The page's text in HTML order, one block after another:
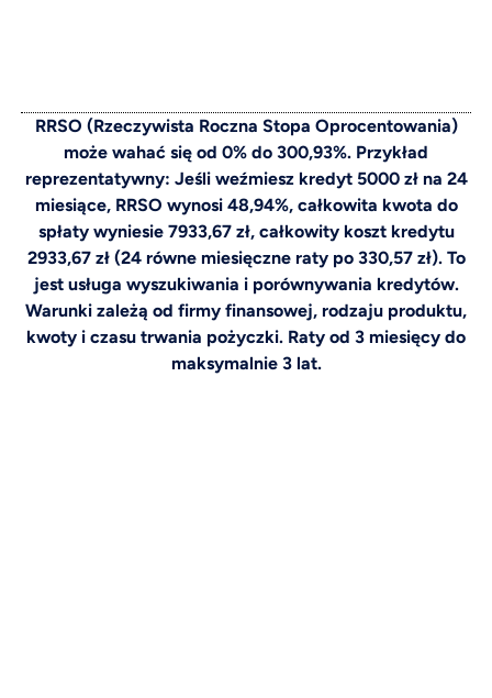
RRSO (Rzeczywista Roczna Stopa Oprocentowania)
może wahać się od 0% do 300,93%. Przykład
reprezentatywny: Jeśli weźmiesz kredyt 5000 zł na 24
miesiące, RRSO wynosi 48,94%, całkowita kwota do
spłaty wyniesie 7933,67 zł, całkowity koszt kredytu
2933,67 zł (24 równe miesięczne raty po 330,57 zł). To
jest usługa wyszukiwania i porównywania kredytów.
Warunki zależą od firmy finansowej, rodzaju produktu,
kwoty i czasu trwania pożyczki. Raty od 3 miesięcy do
maksymalnie 3 lat.